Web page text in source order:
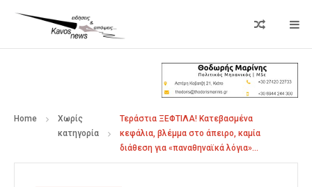
Home
Χωρίς
κατηγορία
Τεράστια ΞΕΦΤΙΛΑ! Κατεβασμένα
κεφάλια, βλέμμα στο άπειρο, καμία
διάθεση για «παναθηναϊκά λόγια»…